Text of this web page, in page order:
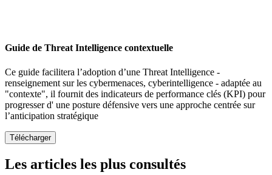
Guide de Threat Intelligence contextuelle
Ce guide facilitera l’adoption d’une Threat Intelligence -
renseignement sur les cybermenaces, cyberintelligence - adaptée au
"contexte", il fournit des indicateurs de performance clés (KPI) pour
progresser d' une posture défensive vers une approche centrée sur
l’anticipation stratégique
Les articles les plus consultés